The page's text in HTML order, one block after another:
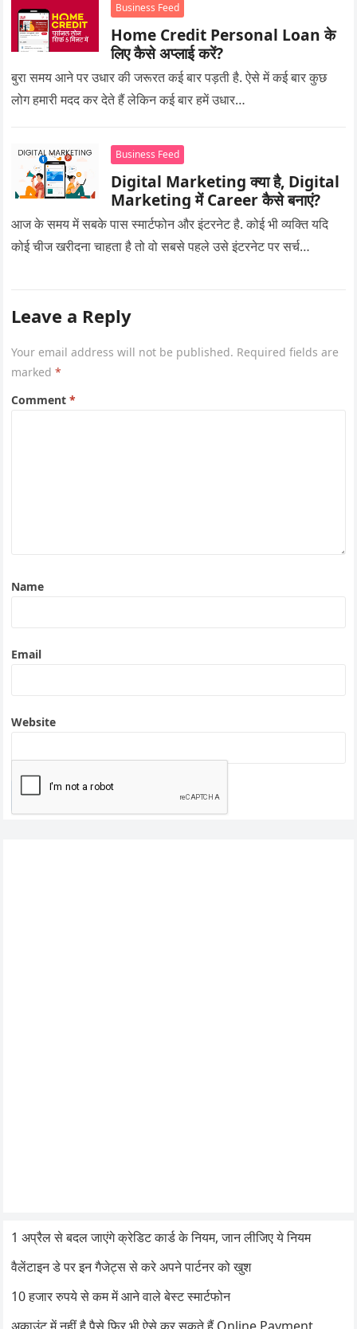
Business Feed
Home Credit Personal Loan के
लिए कैसे अप्लाई करें?
बुरा समय आने पर उधार की जरूरत कई बार पड़ती है. ऐसे में कई बार कुछ
लोग हमारी मदद कर देते हैं लेकिन कई बार हमें उधार…
Business Feed
Digital Marketing क्या है, Digital
Marketing में Career कैसे बनाएं?
आज के समय में सबके पास स्मार्टफोन और इंटरनेट है. कोई भी व्यक्ति यदि
कोई चीज खरीदना चाहता है तो वो सबसे पहले उसे इंटरनेट पर सर्च…
Leave a Reply
Your email address will not be published. Required fields are
marked*
Comment*
Name
Email
Website
1 अप्रैल से बदल जाएंगे क्रेडिट कार्ड के नियम, जान लीजिए ये नियम
वैलेंटाइन डे पर इन गैजेट्स से करे अपने पार्टनर को खुश
10 हजार रुपये से कम में आने वाले बेस्ट स्मार्टफोन